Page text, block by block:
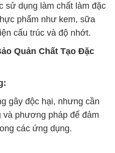
sử dụng làm chất làm đặc
phẩm như kem, sữa
cấu trúc và độ nhớt.
Quản Chất Tạo Đặc
gây độc hại, nhưng cần
phương pháp để đảm
các ứng dụng.